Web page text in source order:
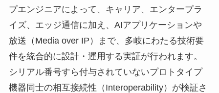
ShowNet「Engineering Everything
Connected」の進化
Interopの代名詞とも言える実稼働ネットワーク
「ShowNet」は、2026年のコンセプトとして
「Engineering Everything Connected」を掲げてい